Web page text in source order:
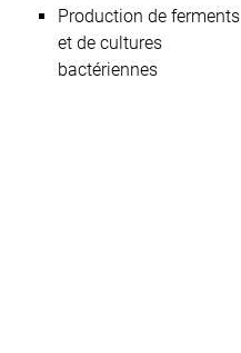
Production de ferments
et de cultures
bactériennes